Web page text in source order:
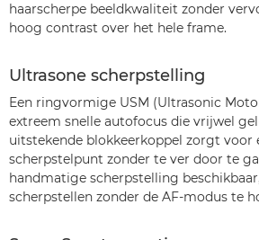
haarscherpe beeldkwaliteit zonder
hoog contrast over het hele frame.
Ultrasone scherpstelling
Een ringvormige USM (Ultrasonic
extreem snelle autofocus die vrijwel
uitstekende blokkeerkoppel zorgt voor
scherpstelpunt zonder te ver door te
handmatige scherpstelling
scherpstellen zonder de AF-modus te